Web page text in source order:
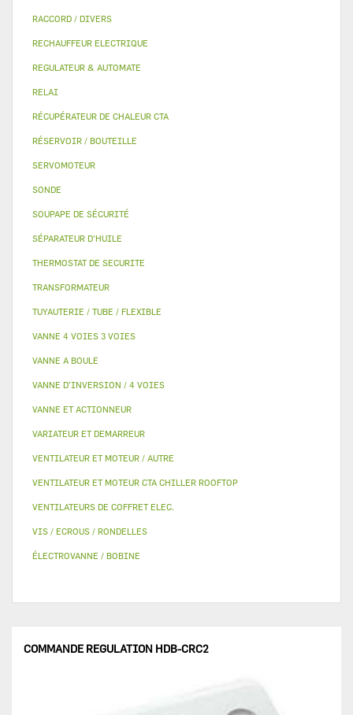
RACCORD / DIVERS
RECHAUFFEUR ELECTRIQUE
REGULATEUR & AUTOMATE
RELAI
RÉCUPÉRATEUR DE CHALEUR CTA
RÉSERVOIR / BOUTEILLE
SERVOMOTEUR
SONDE
SOUPAPE DE SÉCURITÉ
SÉPARATEUR D'HUILE
THERMOSTAT DE SECURITE
TRANSFORMATEUR
TUYAUTERIE / TUBE / FLEXIBLE
VANNE 4 VOIES 3 VOIES
VANNE A BOULE
VANNE D’INVERSION / 4 VOIES
VANNE ET ACTIONNEUR
VARIATEUR ET DEMARREUR
VENTILATEUR ET MOTEUR / AUTRE
VENTILATEUR ET MOTEUR CTA CHILLER ROOFTOP
VENTILATEURS DE COFFRET ELEC.
VIS / ECROUS / RONDELLES
ÉLECTROVANNE / BOBINE
COMMANDE REGULATION HDB-CRC2